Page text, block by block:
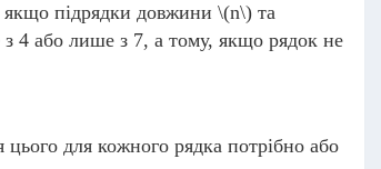
підрядки довжини \(n\) та
з 4 або лише з 7, а тому, якщо рядок не
для кожного рядка потрібно або